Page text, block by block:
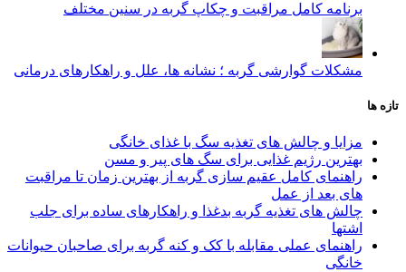
برنامه کامل مراقبت و چکاپ گربه در سنین مختلف
مشکلات گوارشی گربه ؛ نشانه‌ ها، علل و راهکارهای درمانی
تازه ها
مزایا و چالش‌ های تغذیه سگ با غذای خانگی
بهترین رژیم غذایی برای سگ‌ های پیر و مسن
راهنمای کامل عقیم سازی گربه از بهترین زمان تا مراقبت‌
های بعد از عمل
چالش‌ های تغذیه گربه بدغذا و راهکارهای ساده برای جلب
اشتها
راهنمای عملی مقابله با کک و کنه گربه برای صاحبان حیوانات
خانگی